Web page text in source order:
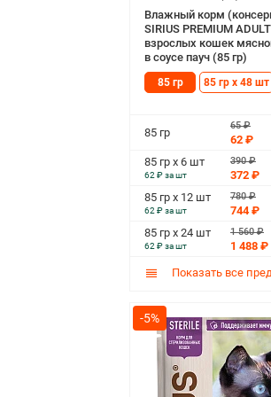
Влажный корм
SIRIUS PREMIUM
взрослых кошек
в соусе пауч (85 гр)
85 гр 85 гр х 48 шт
85 гр
65 ₽
62 ₽
85 гр х 6 шт
62 ₽ за шт
390 ₽
372 ₽
85 гр х 12 шт
62 ₽ за шт
780 ₽
744 ₽
85 гр х 24 шт
62 ₽ за шт
1 560 ₽
1 488 ₽
Показать все
-5%